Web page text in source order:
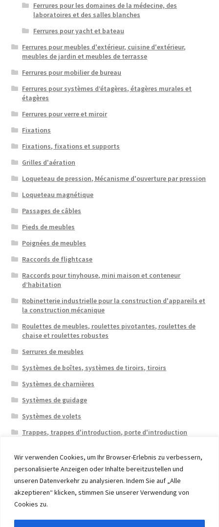
Wir verwenden Cookies, um Ihr Browser-Erlebnis zu verbessern,
personalisierte Anzeigen oder Inhalte bereitzustellen und
unseren Datenverkehr zu analysieren. Indem Sie auf „Alle
akzeptieren“ klicken, stimmen Sie unserer Verwendung von
Cookies zu.
Ferrures pour les domaines de la médecine, des
laboratoires et des salles blanches
Ferrures pour yacht et bateau
Ferrures pour meubles d'extérieur, cuisine d'extérieur,
meubles de jardin et meubles de terrasse
Ferrures pour mobilier de bureau
Ferrures pour systèmes d’étagères, étagères murales et
étagères
Ferrures pour verre et miroir
Fixations
Fixations, fixations et supports
Grilles d'aération
Loqueteau de pression, Mécanisme d'ouverture par pression
Loqueteau magnétique
Passages de câbles
Pieds de meubles
Poignées de meubles
Raccords de flightcase
Raccords pour tinyhouse, mini maison et conteneur
d’habitation
Robinetterie industrielle pour la construction d'appareils et
la construction mécanique
Roulettes de meubles, roulettes pivotantes, roulettes de
chaise et roulettes robustes
Serrures de meubles
Systèmes de boîtes, systèmes de tiroirs, tiroirs
Systèmes de charnières
Systèmes de guidage
Systèmes de volets
Trappes, trappes d'introduction, porte d'introduction
© 2026 Eruon Trade UG, Germany, member of the ERUON